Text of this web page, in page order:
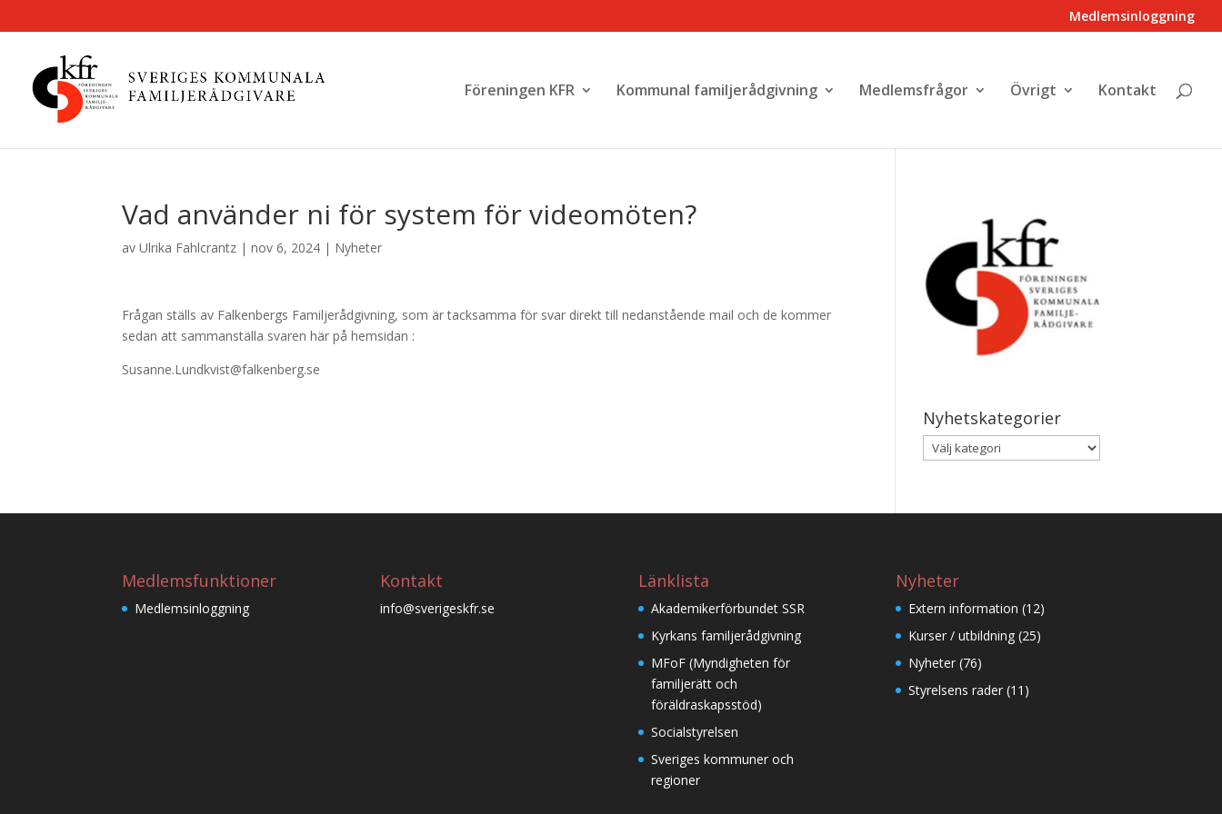
Medlemsinloggning
Föreningen KFR Kommunal familjerådgivning Medlemsfrågor Övrigt Kontakt
Vad använder ni för system för videomöten?
avUlrika Fahlcrantz |nov 6, 2024 | Nyheter
Frågan ställs av Falkenbergs Familjerådgivning, som är tacksamma för svar direkt till nedanstående mail och de kommer
sedan att sammanställa svaren här på hemsidan :
Susanne.Lundkvist@falkenberg.se
Nyhetskategorier
Nyhetskategorier
Medlemsfunktioner
Medlemsinloggning
Kontakt
info@sverigeskfr.se
Länklista
Akademikerförbundet SSR
Kyrkans familjerådgivning
MFoF (Myndigheten för
familjerätt och
föräldraskapsstöd)
Socialstyrelsen
Sveriges kommuner och
regioner
Nyheter
Extern information (12)
Kurser / utbildning (25)
Nyheter (76)
Styrelsens rader (11)